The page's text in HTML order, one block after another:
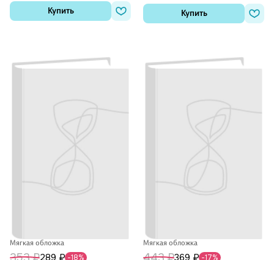
Купить
Купить
Мягкая обложка
-18%
Мягкая обложка
-17%